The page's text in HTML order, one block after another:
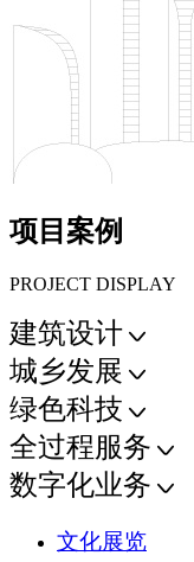
项目案例
PROJECT DISPLAY
建筑设计
城乡发展
绿色科技
全过程服务
数字化业务
文化展览